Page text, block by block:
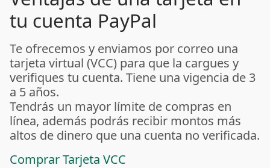
tu cuenta PayPal
Te ofrecemos y enviamos por correo una
tarjeta virtual (VCC) para que la cargues y
verifiques tu cuenta. Tiene una vigencia de 3
a 5 años.
Tendrás un mayor límite de compras en
línea, además podrás recibir montos más
altos de dinero que una cuenta no verificada.
Comprar Tarjeta VCC